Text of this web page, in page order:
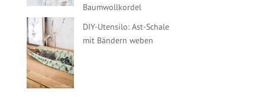
Baumwollkordel
DIY-Utensilo: Ast-Schale
mit Bändern weben